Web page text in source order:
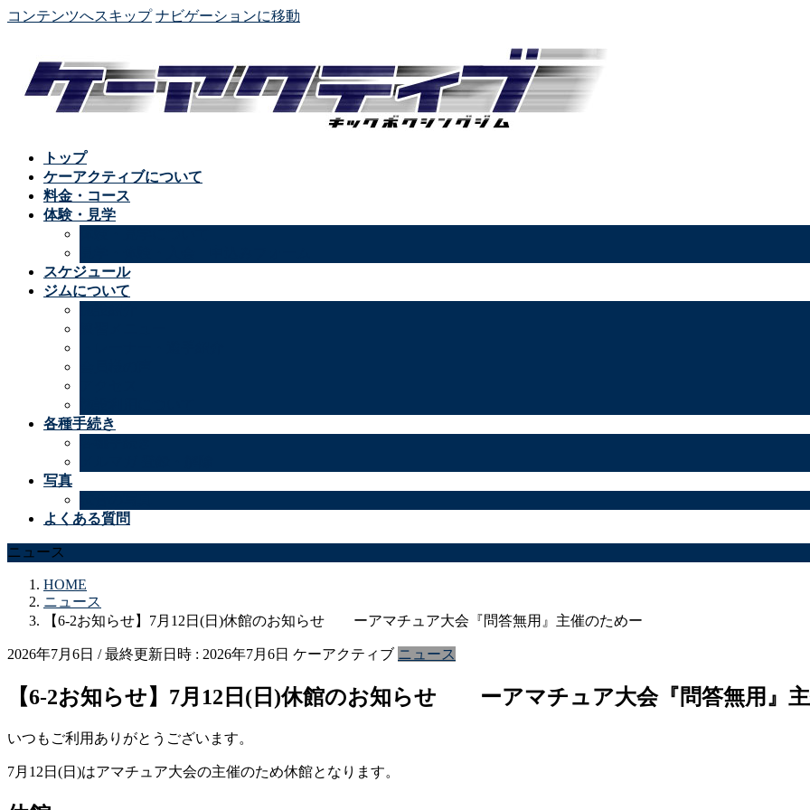
コンテンツへスキップ ナビゲーションに移動
トップ
ケーアクティブについて
料金・コース
体験・見学
スケジュール
ジムについて
各種手続き
写真
よくある質問
ニュース
HOME
ニュース
【6-2お知らせ】7月12日(日)休館のお知らせ ーアマチュア大会『問答無用』主催のためー
2026年7月6日 / 最終更新日時 : 2026年7月6日 ケーアクティブ ニュース
【6-2お知らせ】7月12日(日)休館のお知らせ ーアマチュア大会『問答無用』
いつもご利用ありがとうございます。
7月12日(日)はアマチュア大会の主催のため休館となります。